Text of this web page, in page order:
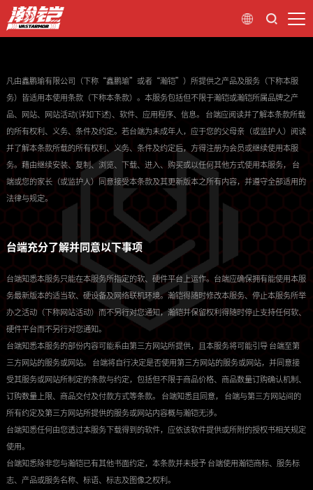
凡由鑫鹏瑜有限公司（下称“鑫鹏瑜”或者“瀚铠”）所提供之产品及服务（下称本服
务）皆适用本使用条款（下称本条款）。本服务包括但不限于瀚铠或瀚铠所属品牌之产
品、网站、网站活动(详如下述)、软件、应用程序、信息。 台端应阅读并了解本条款所载
的所有权利、义务、条件及约定。若台端为未成年人，应于您的父母亲（或监护人）阅读
并了解本条款所载的所有权利、义务、条件及约定后，方得注册为会员或继续使用本服
务。藉由继续安装、复制、浏览、下载、进入、购买或以任何其他方式使用本服务， 台
端或您的家长（或监护人）同意接受本条款及其更新版本之所有内容，并遵守全部适用的
法律与规定。
台端充分了解并同意以下事项
台端知悉本服务只能在本服务所指定的软、硬件平台上运作。台端应确保拥有能使用本服
务最新版本的适当软、硬设备及网络联机环境。瀚铠得随时修改本服务、停止本服务所举
办之活动（下称网站活动）而不另行对您通知，瀚铠并保留权利得随时停止支持任何软、
硬件平台而不另行对您通知。
台端知悉本服务的部份内容可能系由第三方网站所提供，且本服务将可能引导 台端至第
三方网站的服务或网站。 台端将自行决定是否使用第三方网站的服务或网站，并同意接
受其服务或网站所制定的条款与约定，包括但不限于商品价格、商品数量订购确认机制、
订购数量上限、商品交付及付款方式等条款。 台端知悉且同意， 台端与第三方网站间的
所有约定及第三方网站所提供的服务或网站内容概与瀚铠无涉。
台端知悉任何由您透过本服务下载得到的软件，应依该软件提供或所附的授权书相关规定
使用。
台端知悉除非您与瀚铠已有其他书面约定，本条款并未授予 台端使用瀚铠商标、服务标
志、产品或服务名称、标语、标志及图像之权利。